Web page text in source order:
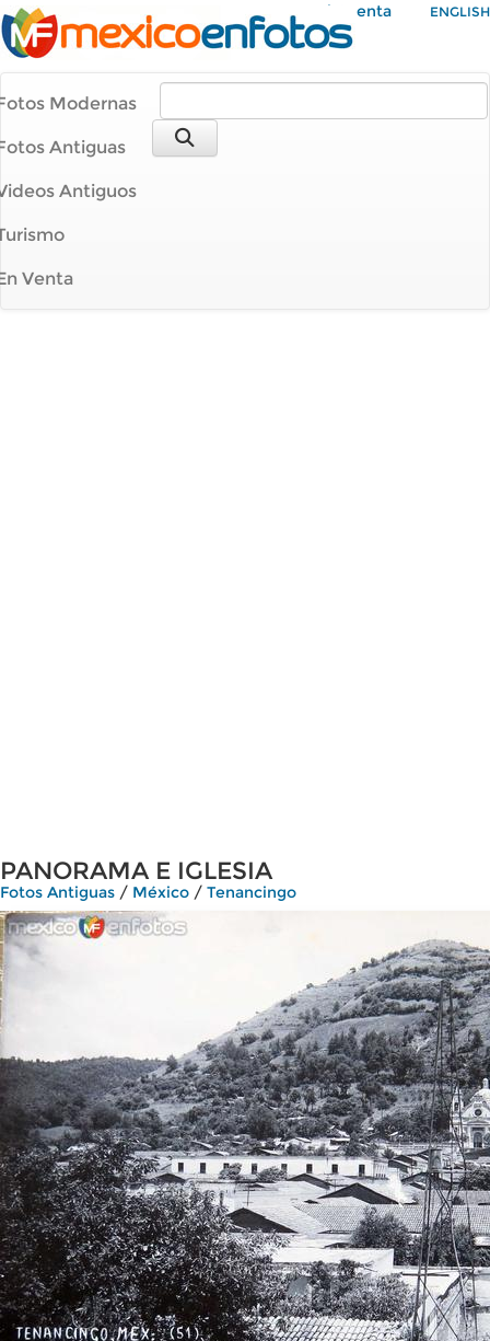
Mi Cuenta ENGLISH
Modernas
Antiguas
Antiguos
Venta
PANORAMA E IGLESIA
Fotos Antiguas / México / Tenancingo